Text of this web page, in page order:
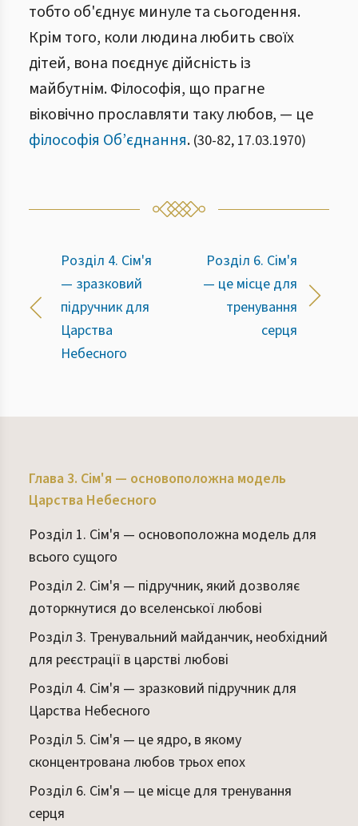
тобто об'єднує минуле та сьогодення.
Крім того, коли людина любить своїх
дітей, вона поєднує дійсність із
майбутнім. Філософія, що прагне
віковічно прославляти таку любов, — це
філософія Об’єднання. (30-82, 17.03.1970)
Розділ 4. Сім'я
— зразковий
підручник для
Царства
Небесного
Розділ 6. Сім'я
— це місце для
тренування
серця
Глава 3. Сім'я — основоположна модель
Царства Небесного
Розділ 1. Сім'я — основоположна модель для
всього сущого
Розділ 2. Сім'я — підручник, який дозволяє
доторкнутися до вселенської любові
Розділ 3. Тренувальний майданчик, необхідний
для реєстрації в царстві любові
Розділ 4. Сім'я — зразковий підручник для
Царства Небесного
Розділ 5. Сім'я — це ядро, в якому
сконцентрована любов трьох епох
Розділ 6. Сім'я — це місце для тренування
серця